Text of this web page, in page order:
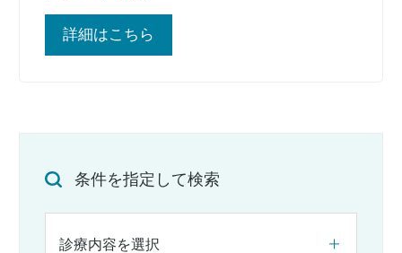
詳細はこちら
条件を指定して検索
診療内容を選択